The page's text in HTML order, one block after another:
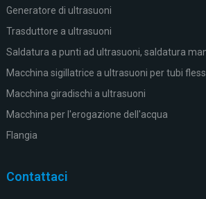
Generatore di ultrasuoni
Trasduttore a ultrasuoni
Saldatura a punti ad ultrasuoni, saldatura
Macchina sigillatrice a ultrasuoni per tubi
Macchina giradischi a ultrasuoni
Macchina per l'erogazione dell'acqua
Flangia
Contattaci